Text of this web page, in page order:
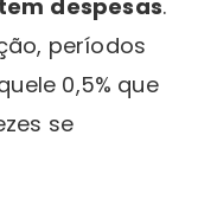
despesas.
períodos
0,5% que
se